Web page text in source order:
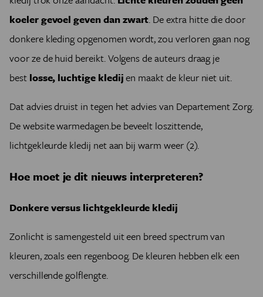
koeler gevoel geven dan zwart. De extra hitte die door
donkere kleding opgenomen wordt, zou verloren gaan nog
voor ze de huid bereikt. Volgens de auteurs draag je
best losse, luchtige kledijen maakt de kleur niet uit.
Dat advies druist in tegen het advies van Departement Zorg.
De website warmedagen.be beveelt loszittende,
lichtgekleurde kledij net aan bij warm weer (2).
Hoe moet je dit nieuws interpreteren?
Donkere versus lichtgekleurde kledij
Zonlicht is samengesteld uit een breed spectrum van
kleuren, zoals een regenboog. De kleuren hebben elk een
verschillende golflengte.